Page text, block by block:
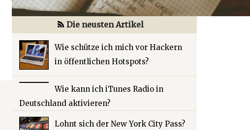
Die neusten Artikel
Wie schütze ich mich vor Hackern
in öffentlichen Hotspots?
Wie kann ich iTunes Radio in
Deutschland aktivieren?
Lohnt sich der New York City Pass?